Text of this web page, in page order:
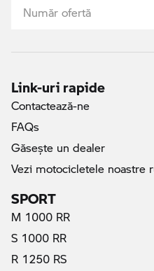
Link-uri rapide
Contactează-ne
FAQs
Găseşte un dealer
Vezi motocicletele noastre
SPORT
M 1000 RR
S 1000 RR
R 1250 RS